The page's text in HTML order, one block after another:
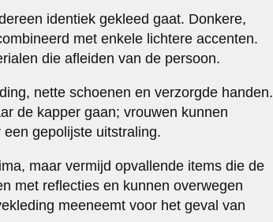
identiek gekleed gaat. Donkere,
met enkele lichtere accenten.
die afleiden van de persoon.
nette schoenen en verzorgde handen.
de kapper gaan; vrouwen kunnen
gepolijste uitstraling.
maar vermijd opvallende items die de
met reflecties en kunnen overwegen
meeneemt voor het geval van